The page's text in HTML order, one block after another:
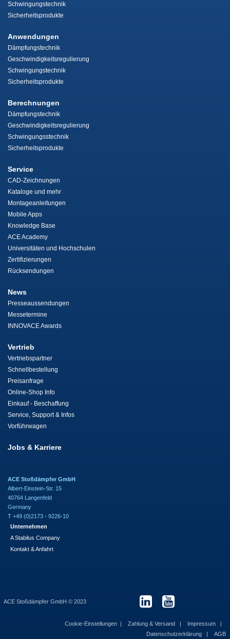
Schwingungstechnik
Sicherheitsprodukte
Anwendungen
Dämpfungstechnik
Geschwindigkeitsregulierung
Schwingungstechnik
Sicherheitsprodukte
Berechnungen
Dämpfungstechnik
Geschwindigkeitsregulierung
Schwingungsstechnik
Sicherheitsprodukte
Service
CAD-Zeichnungen
Kataloge und mehr
Montageanleitungen
Mobile Apps
Knowledge Base
ACE Academy
Universitäten und Hochschulen
Zertifizierungen
Rücksendungen
News
Presseaussendungen
Messetermine
INNOVACE Awards
Vertrieb
Vertriebspartner
Schnellbestellung
Preisanfrage
Online-Shop Info
Einkauf - Beschaffung
Service, Support & Infos
Vorführwagen
Jobs & Karriere
ACE Stoßdämpfer GmbH
Albert-Einstein-Str. 15
40764 Langenfeld
Germany
T +49 (0)2173 - 9226-10
Unternehmen
A Stabilus Company
Kontakt & Anfahrt
ACE Stoßdämpfer GmbH © 2023
Cookie-Einstellungen Zahlung & Versand
Impressum
Datenschutzerklärung
AGB